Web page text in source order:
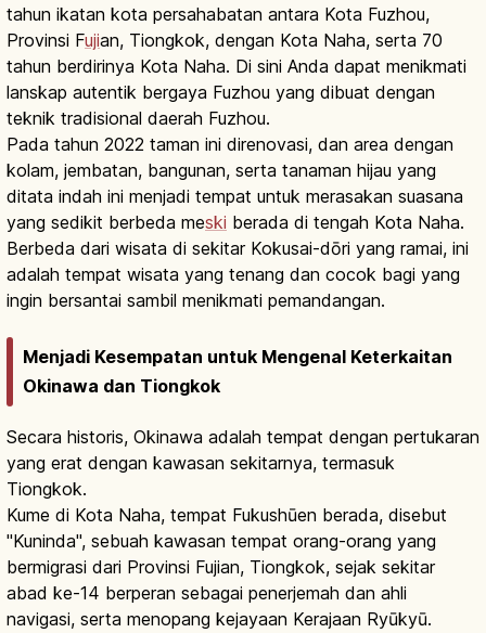
tahun ikatan kota persahabatan antara Kota Fuzhou,
Provinsi Fujian, Tiongkok, dengan Kota Naha, serta 70
tahun berdirinya Kota Naha. Di sini Anda dapat menikmati
lanskap autentik bergaya Fuzhou yang dibuat dengan
teknik tradisional daerah Fuzhou.
Pada tahun 2022 taman ini direnovasi, dan area dengan
kolam, jembatan, bangunan, serta tanaman hijau yang
ditata indah ini menjadi tempat untuk merasakan suasana
yang sedikit berbeda meski berada di tengah Kota Naha.
Berbeda dari wisata di sekitar Kokusai-dōri yang ramai, ini
adalah tempat wisata yang tenang dan cocok bagi yang
ingin bersantai sambil menikmati pemandangan.
Menjadi Kesempatan untuk Mengenal Keterkaitan
Okinawa dan Tiongkok
Secara historis, Okinawa adalah tempat dengan pertukaran
yang erat dengan kawasan sekitarnya, termasuk
Tiongkok.
Kume di Kota Naha, tempat Fukushūen berada, disebut
"Kuninda", sebuah kawasan tempat orang-orang yang
bermigrasi dari Provinsi Fujian, Tiongkok, sejak sekitar
abad ke-14 berperan sebagai penerjemah dan ahli
navigasi, serta menopang kejayaan Kerajaan Ryūkyū.